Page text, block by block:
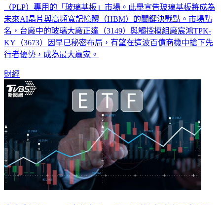
1.17兆韓元（折合新台幣約250億元），全力進軍面板級封裝
（PLP）專用的「玻璃基板」市場。此舉宣告玻璃基板將成為
未來AI晶片與高頻寬記憶體（HBM）的關鍵決戰點。市場點
名，台廠中的玻璃大廠正達（3149）與觸控模組廠宸鴻TPK-
KY（3673）因早已秘密布局，有望在這波百億商機中搶下先
財經